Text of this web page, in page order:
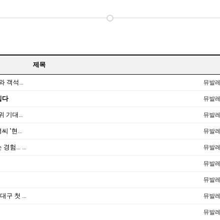
제목
[매일신문 2008-09-01]퓨전 입은 발레, 무대와 객석의 벽 허물다 뮤발
다 뮤발
[대전일보 2008-05-26]“중견 안무가들 춤사위 기대하세요” 뮤발
[매일신문 2007-04-02]무용가 장유경·우혜영씨 '현대춤작가 12인전' 참가 뮤발
[동아일보 2007-03-28]불행은 행복을 부르는 경험… 현대춤작가 12인전 뮤발
뮤발
뮤발
[매일신문 2006-09-08]'로맨틱 발레' 우혜영 대구 첫 무대…10일 문예회관 뮤발
뮤발